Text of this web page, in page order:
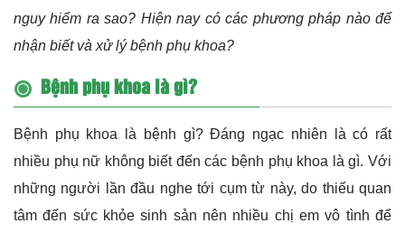
nguy hiểm ra sao? Hiện nay có các phương pháp nào để
nhận biết và xử lý bệnh phụ khoa?
Bệnh phụ khoa là gì?
Bệnh phụ khoa là bệnh gì? Đáng ngạc nhiên là có rất
nhiều phụ nữ không biết đến các bệnh phụ khoa là gì. Với
những người lần đầu nghe tới cụm từ này, do thiếu quan
tâm đến sức khỏe sinh sản nên nhiều chị em vô tình để